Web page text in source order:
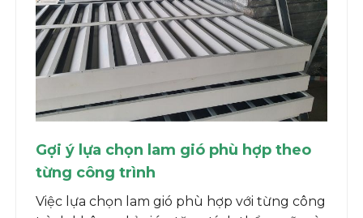
Gợi ý lựa chọn lam gió phù hợp theo
từng công trình
Việc lựa chọn lam gió phù hợp với từng công